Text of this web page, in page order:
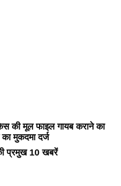
की मूल फाइल गायब कराने का
मुकदमा दर्ज
प्रमुख 10 खबरें